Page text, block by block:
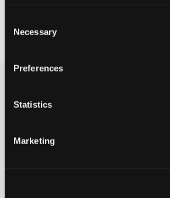
Selection
Necessary
Preferences
Statistics
Marketing
60 dni na zwrot
kołnierzyk u góry, a logo marki jest
piersi. Koszulka polo sprawdza się
Kołnierzyk